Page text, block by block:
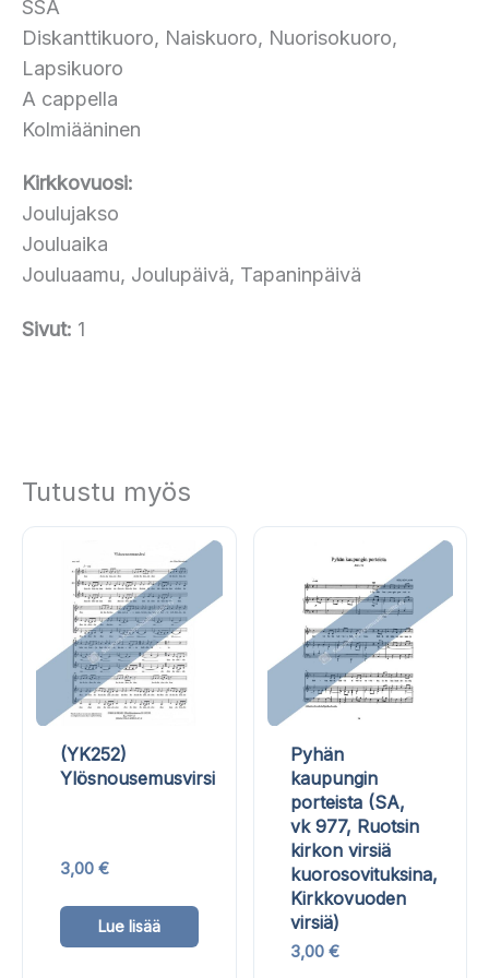
SSA
Diskanttikuoro, Naiskuoro, Nuorisokuoro,
Lapsikuoro
A cappella
Kolmiääninen
Kirkkovuosi:
Joulujakso
Jouluaika
Jouluaamu, Joulupäivä, Tapaninpäivä
Sivut: 1
Tutustu myös
(YK252)
Ylösnousemusvirsi
3,00 €
Lue lisää
Tällä
Pyhän
kaupungin
porteista (SA,
vk 977, Ruotsin
kirkon virsiä
kuorosovituksina,
Kirkkovuoden
virsiä)
3,00€